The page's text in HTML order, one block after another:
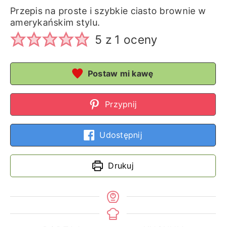
Przepis na proste i szybkie ciasto brownie w
amerykańskim stylu.
5 z 1 oceny
Postaw mi kawę
Przypnij
Udostępnij
Drukuj